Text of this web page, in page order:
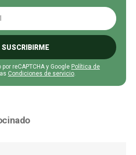
SUSCRIBIRME
reCAPTCHA y Google Política de
Condiciones de servicio